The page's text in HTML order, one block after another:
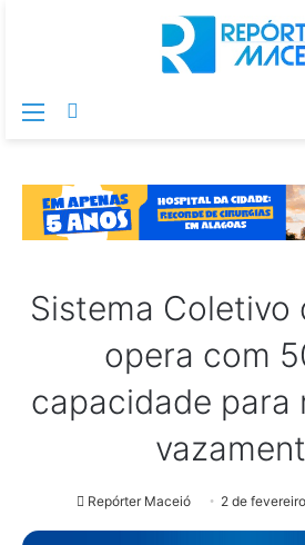
Menu
Sistema Coletivo
opera com
capacidade para
Repórter Maceió 2 de